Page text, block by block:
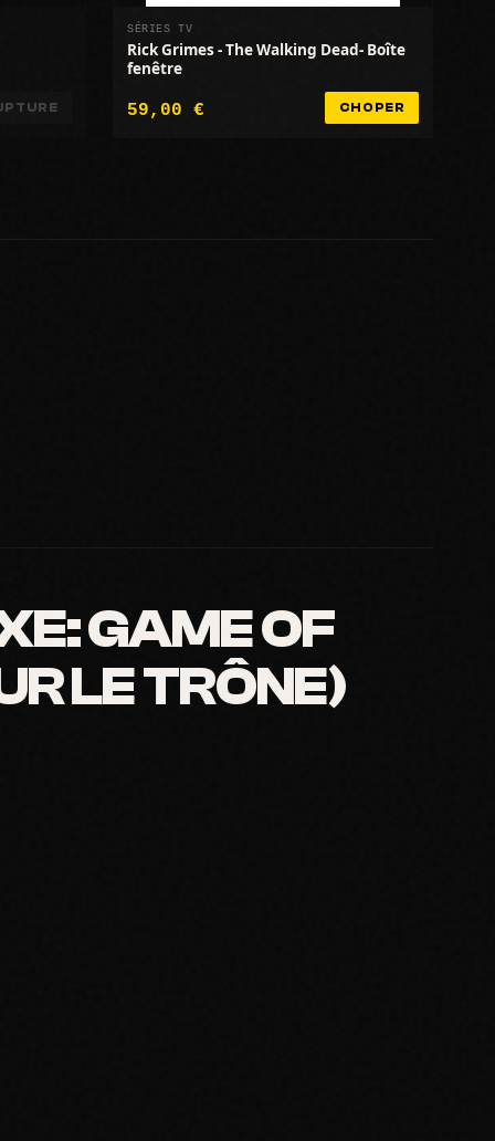
SÉRIES TV
Rick Grimes - The Walking Dead- Boîte
fenêtre
59,00 € CHOPER
GAME OF
LE TRÔNE)